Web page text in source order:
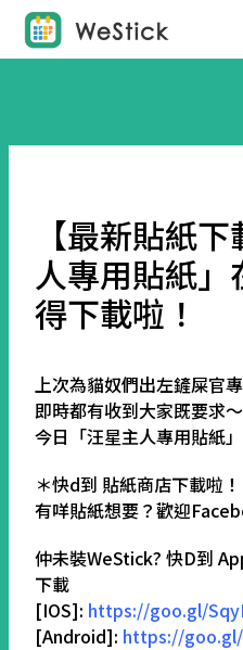
【最新貼紙
人專用貼紙
得下載啦！
上次為貓奴們出左鏟屎官
即時都有收到大家既要求
今日「汪星主人專用貼紙
＊快d到 貼紙商店下載啦！
有咩貼紙想要？歡迎
仲未裝WeStick? 快D到
下載
[IOS]: https://goo.gl/
[Android]: https://